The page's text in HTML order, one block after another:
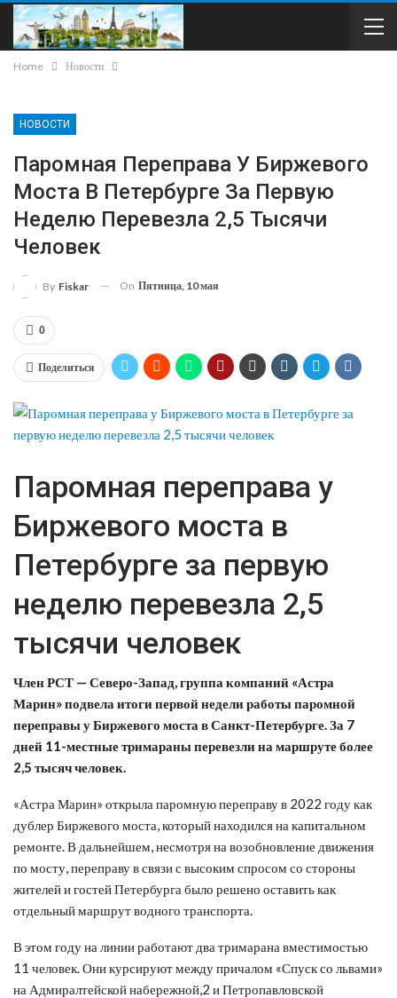
Home Новости
НОВОСТИ
Паромная Переправа У Биржевого
Моста В Петербурге За Первую
Неделю Перевезла 2,5 Тысячи
Человек
By Fiskar On Пятница, 10 мая
0
Поделиться
Паромная переправа у
Биржевого моста в
Петербурге за первую
неделю перевезла 2,5
тысячи человек
Член РСТ — Северо-Запад, группа компаний «Астра
Марин» подвела итоги первой недели работы паромной
переправы у Биржевого моста в Санкт-Петербурге. За 7
дней 11-местные тримараны перевезли на маршруте более
2,5 тысяч человек.
«Астра Марин» открыла паромную переправу в 2022 году как
дублер Биржевого моста, который находился на капитальном
ремонте. В дальнейшем, несмотря на возобновление движения
по мосту, переправу в связи с высоким спросом со стороны
жителей и гостей Петербурга было решено оставить как
отдельный маршрут водного транспорта.
В этом году на линии работают два тримарана вместимостью
11 человек. Они курсируют между причалом «Спуск со львами»
на Адмиралтейской набережной,2 и Петропавловской